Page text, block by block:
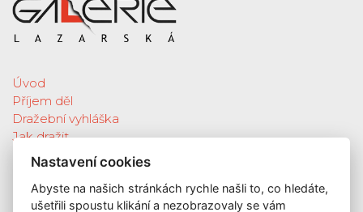
Úvod
Příjem děl
Dražební vyhláška
Jak dražit
Galerie
Katalog vydražených děl
O nás
GDPR
Nastavení cookies
Abyste na našich stránkách rychle našli to, co hledáte,
ušetřili spoustu klikání a nezobrazovaly se vám